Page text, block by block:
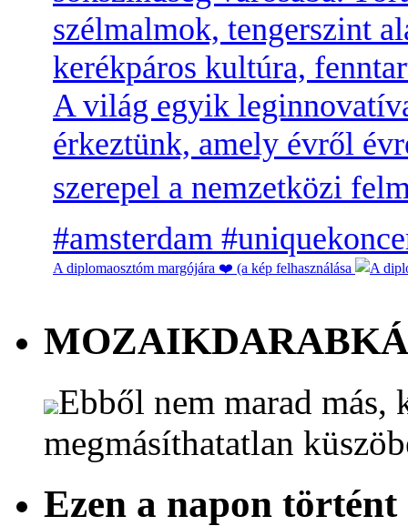
A diplomaosztóm margójára ❤️ (a kép felhasználása
Ebből nem marad más,
megmásíthatatlan
Ezen a napon történt